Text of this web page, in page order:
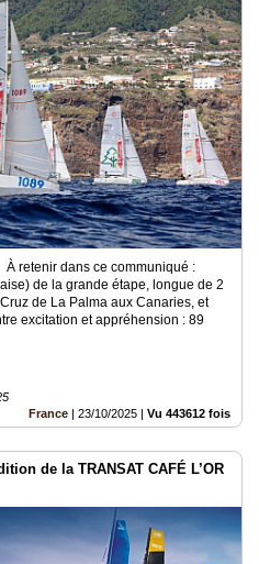
retenir dans ce communiqué :
de la grande étape, longue de 2
de La Palma aux Canaries, et
excitation et appréhension : 89
France | 23/10/2025 | Vu 443612 fois
de la TRANSAT CAFÉ L’OR